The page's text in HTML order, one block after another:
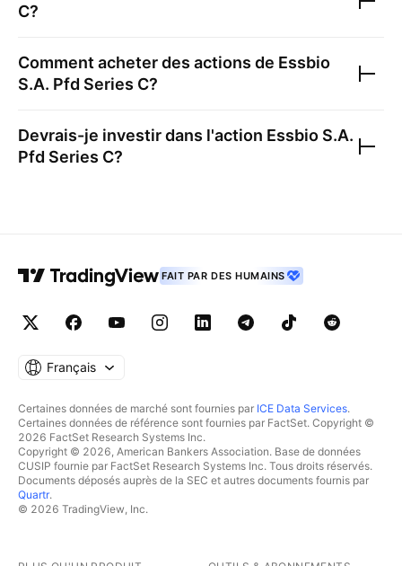
C?
Comment acheter des actions de Essbio
S.A. Pfd Series C?
Devrais-je investir dans l'action Essbio S.A.
Pfd Series C?
FAIT PAR DES HUMAINS
Français
Certaines données de marché sont fournies par ICE Data Services.
Certaines données de référence sont fournies par FactSet. Copyright ©
2026 FactSet Research Systems Inc.
Copyright © 2026, American Bankers Association. Base de données
CUSIP fournie par FactSet Research Systems Inc. Tous droits réservés.
Documents déposés auprès de la SEC et autres documents fournis par
Quartr.
© 2026 TradingView, Inc.